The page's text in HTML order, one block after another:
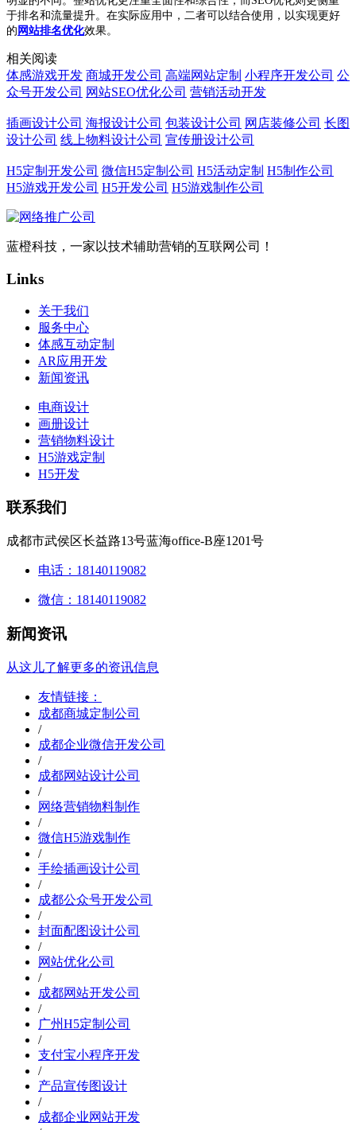
于排名和流量提升。在实际应用中，二者可以结合使用，以实现更好
的 网站排名优化效果。
相关阅读
体感游戏开发 商城开发公司 高端网站定制 小程序开发公司 公
众号开发公司 网站SEO优化公司 营销活动开发
插画设计公司 海报设计公司 包装设计公司 网店装修公司 长图
设计公司 线上物料设计公司 宣传册设计公司
H5定制开发公司 微信H5定制公司 H5活动定制 H5制作公司
H5游戏开发公司 H5开发公司 H5游戏制作公司
蓝橙科技，一家以技术辅助营销的互联网公司！
Links
关于我们
服务中心
体感互动定制
AR应用开发
新闻资讯
电商设计
画册设计
营销物料设计
H5游戏定制
H5开发
联系我们
成都市武侯区长益路13号蓝海office-B座1201号
电话：18140119082
微信：18140119082
新闻资讯
从这儿了解更多的资讯信息
友情链接：
成都商城定制公司
/
成都企业微信开发公司
/
成都网站设计公司
/
网络营销物料制作
/
微信H5游戏制作
/
手绘插画设计公司
/
成都公众号开发公司
/
封面配图设计公司
/
网站优化公司
/
成都网站开发公司
/
广州H5定制公司
/
支付宝小程序开发
/
产品宣传图设计
/
成都企业网站开发